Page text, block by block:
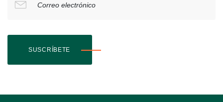
Correo electrónico
SUSCRÍBETE